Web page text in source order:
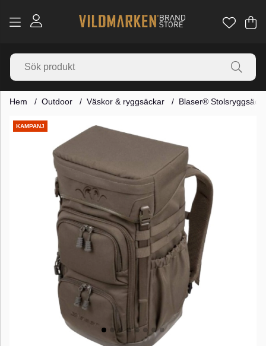
.
Hem Outdoor Väskor & ryggsäckar Blaser® Stolsryggsäck
KAMPANJ
Produktbilder